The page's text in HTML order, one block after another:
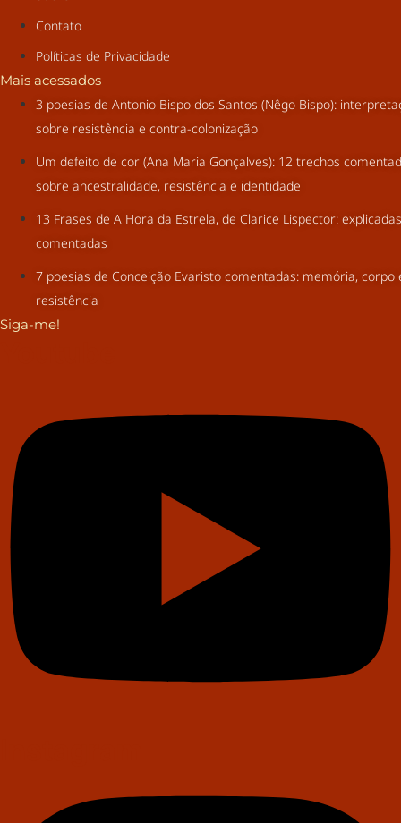
Contato
Políticas de Privacidade
Mais acessados
3 poesias de Antonio Bispo dos Santos (Nêgo Bispo):
sobre resistência e contra-colonização
Um defeito de cor (Ana Maria Gonçalves): 12 trechos
sobre ancestralidade, resistência e identidade
13 Frases de A Hora da Estrela, de Clarice Lispector:
comentadas
7 poesias de Conceição Evaristo comentadas: memória, corpo
resistência
Siga-me!